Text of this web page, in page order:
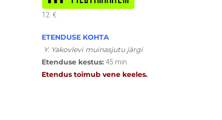
12. €
ETENDUSE KOHTA
Y. Yakovlevi muinasjutu järgi
Etenduse kestus: 45 min
Etendus toimub vene keeles.